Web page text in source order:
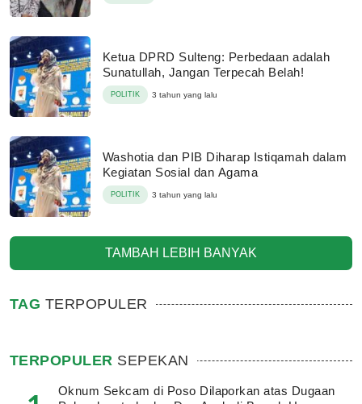
Ketua DPRD Sulteng: Perbedaan adalah
Sunatullah, Jangan Terpecah Belah!
POLITIK 3 tahun yang lalu
Washotia dan PIB Diharap Istiqamah dalam
Kegiatan Sosial dan Agama
POLITIK 3 tahun yang lalu
TAMBAH LEBIH BANYAK
TAG TERPOPULER
TERPOPULER SEPEKAN
Oknum Sekcam di Poso Dilaporkan atas Dugaan